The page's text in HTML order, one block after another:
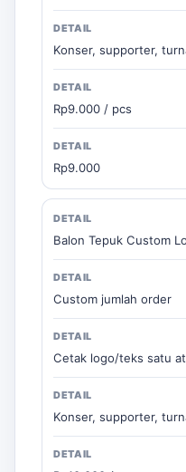
Konser, supporter,
Rp9.000 / pcs
Rp9.000
Balon Tepuk Custom
Custom jumlah order
Cetak logo/teks satu
Konser, supporter,